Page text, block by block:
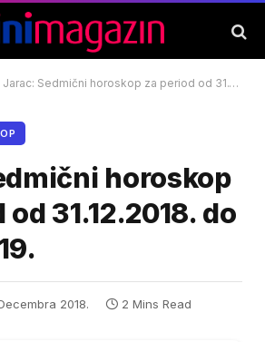
Jarac: Sedmični horoskop za period od 31.12.2018. do 06.01.2019.
horoskop
31.12.2018. do
2018. 2 Mins Read